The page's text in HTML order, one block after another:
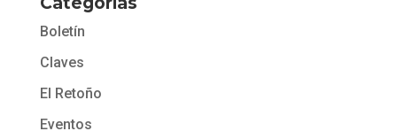
Boletín
Claves
El Retoño
Eventos